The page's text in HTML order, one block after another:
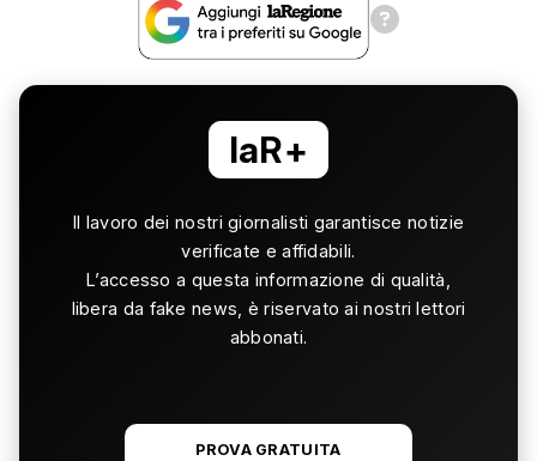
laR+
Il lavoro dei nostri giornalisti garantisce notizie
verificate e affidabili.
L’accesso a questa informazione di qualità,
libera da fake news, è riservato ai nostri lettori
abbonati.
PROVA GRATUITA